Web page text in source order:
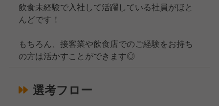
飲食未経験で入社して活躍している社員がほと
んどです！
もちろん、接客業や飲食店でのご経験をお持ち
の方は活かすことができます◎
選考フロー